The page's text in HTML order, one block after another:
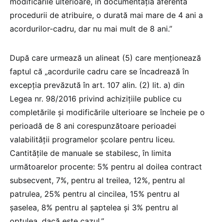
procedurii de atribuire, o durată mai mare de 4 ani a
acordurilor-cadru, dar nu mai mult de 8 ani.”
După care urmează un alineat (5) care menționează
faptul că „acordurile cadru care se încadrează în
excepția prevăzută în art. 107 alin. (2) lit. a) din
Legea nr. 98/2016 privind achiziţiile publice cu
completările și modificările ulterioare se încheie pe o
perioadă de 8 ani corespunzătoare perioadei
valabilității programelor școlare pentru liceu.
Cantitățile de manuale se stabilesc, în limita
următoarelor procente: 5% pentru al doilea contract
subsecvent, 7%, pentru al treilea, 12%, pentru al
patrulea, 25% pentru al cincilea, 15% pentru al
șaselea, 8% pentru al șaptelea și 3% pentru al